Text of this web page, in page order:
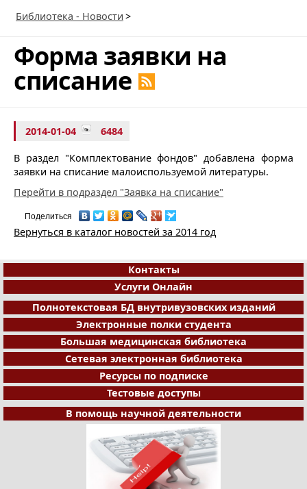
Библиотека - Новости >
Форма заявки на
списание
2014-01-04 6484
В раздел "Комплектование фондов" добавлена форма
заявки на списание малоиспользуемой литературы.
Перейти в подраздел "Заявка на списание"
Поделиться
Вернуться в каталог новостей за 2014 год
Контакты
Услуги Онлайн
Полнотекстовая БД внутривузовских изданий
Электронные полки студента
Большая медицинская библиотека
Сетевая электронная библиотека
Ресурсы по подписке
Тестовые доступы
В помощь научной деятельности